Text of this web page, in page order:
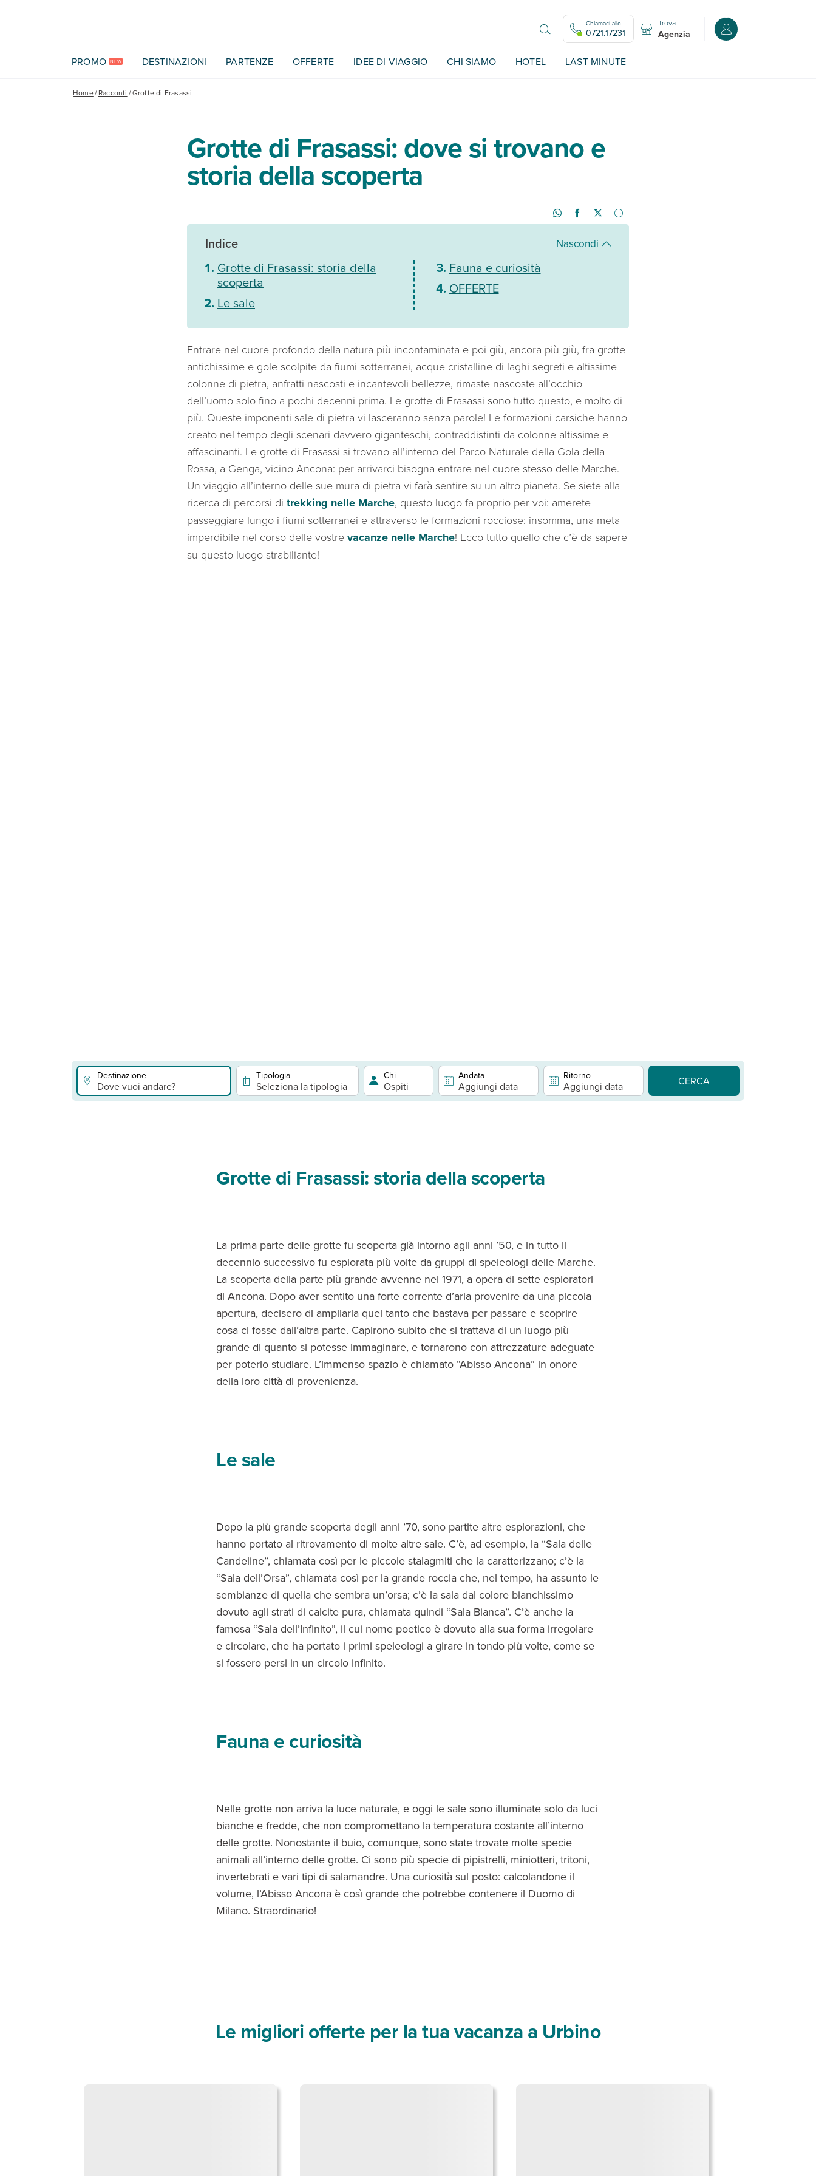
Chiamaci allo
0721.17231
Trova
Agenzia Accedi o registrati
PROMO NEW DESTINAZIONI PARTENZE OFFERTE IDEE DI VIAGGIO CHI SIAMO HOTEL LAST MINUTE
Home/Racconti /Grotte di Frasassi
Grotte di Frasassi: dove si trovano e
storia della scoperta
Indice Nascondi
Grotte di Frasassi: storia della
scoperta
Le sale
Fauna e curiosità
OFFERTE
Entrare nel cuore profondo della natura più incontaminata e poi giù, ancora più giù, fra grotte
antichissime e gole scolpite da fiumi sotterranei, acque cristalline di laghi segreti e altissime
colonne di pietra, anfratti nascosti e incantevoli bellezze, rimaste nascoste all’occhio
dell’uomo solo fino a pochi decenni prima. Le grotte di Frasassi sono tutto questo, e molto di
più. Queste imponenti sale di pietra vi lasceranno senza parole! Le formazioni carsiche hanno
creato nel tempo degli scenari davvero giganteschi, contraddistinti da colonne altissime e
affascinanti. Le grotte di Frasassi si trovano all’interno del Parco Naturale della Gola della
Rossa, a Genga, vicino Ancona: per arrivarci bisogna entrare nel cuore stesso delle Marche.
Un viaggio all’interno delle sue mura di pietra vi farà sentire su un altro pianeta. Se siete alla
ricerca di percorsi di trekking nelle Marche, questo luogo fa proprio per voi: amerete
passeggiare lungo i fiumi sotterranei e attraverso le formazioni rocciose: insomma, una meta
imperdibile nel corso delle vostre vacanze nelle Marche! Ecco tutto quello che c’è da sapere
su questo luogo strabiliante!
Destinazione
Dove vuoi andare?
Tipologia
Seleziona la tipologia
Chi
Ospiti
Andata
Aggiungi data
Ritorno
Aggiungi data CERCA
Grotte di Frasassi: storia della scoperta
La prima parte delle grotte fu scoperta già intorno agli anni ’50, e in tutto il
decennio successivo fu esplorata più volte da gruppi di speleologi delle Marche.
La scoperta della parte più grande avvenne nel 1971, a opera di sette esploratori
di Ancona. Dopo aver sentito una forte corrente d’aria provenire da una piccola
apertura, decisero di ampliarla quel tanto che bastava per passare e scoprire
cosa ci fosse dall’altra parte. Capirono subito che si trattava di un luogo più
grande di quanto si potesse immaginare, e tornarono con attrezzature adeguate
per poterlo studiare. L’immenso spazio è chiamato “Abisso Ancona” in onore
della loro città di provenienza.
Le sale
Dopo la più grande scoperta degli anni ’70, sono partite altre esplorazioni, che
hanno portato al ritrovamento di molte altre sale. C’è, ad esempio, la “Sala delle
Candeline”, chiamata così per le piccole stalagmiti che la caratterizzano; c’è la
“Sala dell’Orsa”, chiamata così per la grande roccia che, nel tempo, ha assunto le
sembianze di quella che sembra un’orsa; c’è la sala dal colore bianchissimo
dovuto agli strati di calcite pura, chiamata quindi “Sala Bianca”. C’è anche la
famosa “Sala dell’Infinito”, il cui nome poetico è dovuto alla sua forma irregolare
e circolare, che ha portato i primi speleologi a girare in tondo più volte, come se
si fossero persi in un circolo infinito.
Fauna e curiosità
Nelle grotte non arriva la luce naturale, e oggi le sale sono illuminate solo da luci
bianche e fredde, che non compromettano la temperatura costante all’interno
delle grotte. Nonostante il buio, comunque, sono state trovate molte specie
animali all’interno delle grotte. Ci sono più specie di pipistrelli, miniotteri, tritoni,
invertebrati e vari tipi di salamandre. Una curiosità sul posto: calcolandone il
volume, l’Abisso Ancona è così grande che potrebbe contenere il Duomo di
Milano. Straordinario!
Le migliori offerte per la tua vacanza a Urbino